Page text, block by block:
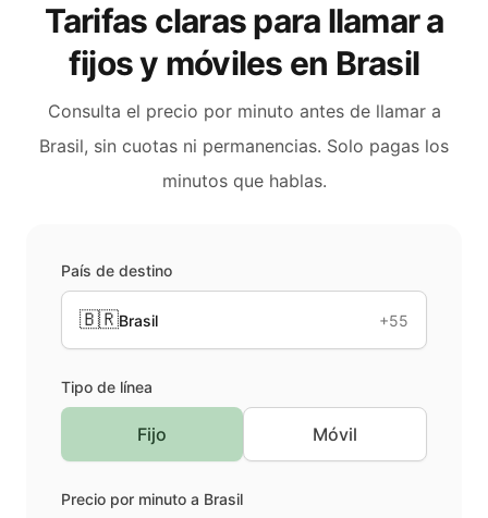
Tarifas claras para llamar a
fijos y móviles en Brasil
Consulta el precio por minuto antes de llamar a
Brasil, sin cuotas ni permanencias. Solo pagas los
minutos que hablas.
País de destino
🇧🇷Brasil +55
Tipo de línea
Fijo Móvil
Precio por minuto a Brasil